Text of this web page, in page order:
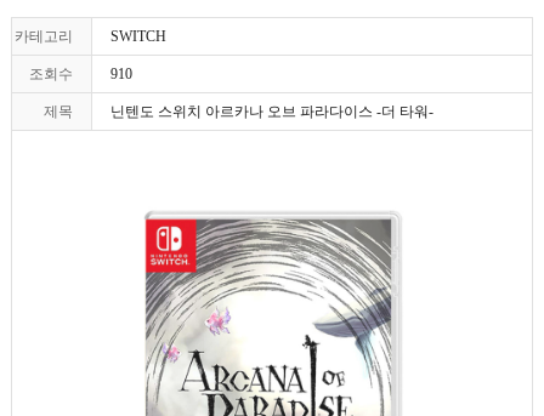
카테고리 SWITCH
조회수 910
제목 닌텐도 스위치 아르카나 오브 파라다이스 -더 타워-